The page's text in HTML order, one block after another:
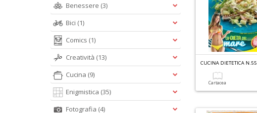
CUCINA DIETETICA N.55
Cartacea
Benessere (3)
Bici (1)
Comics (1)
Creatività (13)
Cucina (9)
Enigmistica (35)
Fotografia (4)